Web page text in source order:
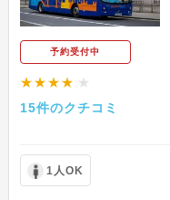
予約受付中
★★★★ ★
15件のクチコミ
1人OK